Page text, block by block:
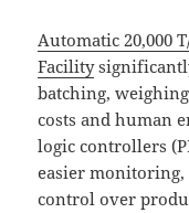
Automatic 20,000
Facility
batching,
costs and human
logic controllers
easier
control over